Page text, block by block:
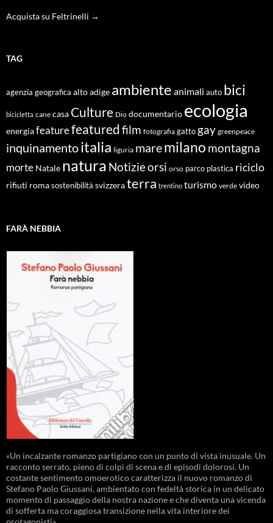
Acquista su Feltrinelli →
TAG
agenzia geografica alto adige ambiente animali auto bici
bicicletta cane casa Culture Dio documentario ecologia
energiafeaturefeaturedfilm fotografia gatto gay greenpeace
inquinamentoitalia liguria maremilano montagna
morte Natale natura Notizieorsi orso parco plastica riciclo
rifiuti roma sostenibilità svizzeraterra trentino turismo verde video
FARÀ NEBBIA
«Un incalzante romanzo partigiano con un punto di vista inusuale. Un
racconto serrato, pieno di colpi di scena e di episodi dolorosi. Un
costante sentimento omoerotico caratterizza il nuovo romanzo di
Stefano Paolo Giussani, ambientato con fedeltà storica in un delicato
momento di passaggio della nostra nazione e che diventa una vicenda
di sofferta ma coraggiosa transizione nella vita interiore dei